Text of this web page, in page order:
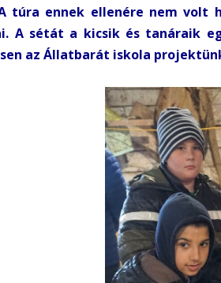
túra ennek ellenére nem volt
A sétát a kicsik és tanáraik
az Állatbarát iskola